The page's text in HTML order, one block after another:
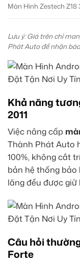
Màn Hình Zestech Z18
Lưu ý: Giá trên chỉ
Phát Auto để nhận
Khả năng
2011
Việc nâng cấp
Thành Phát Auto
100%, không cắt
bản hệ thống
lăng đều được
Câu hỏi
Forte